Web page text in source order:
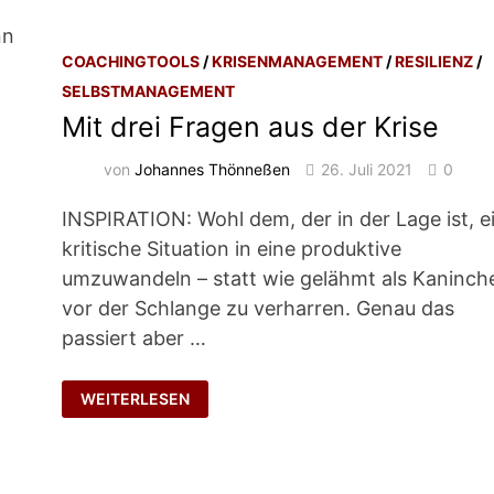
COACHINGTOOLS /KRISENMANAGEMENT /RESILIENZ /
SELBSTMANAGEMENT
Mit drei Fragen aus der Krise
vonJohannes Thönneßen 26. Juli 2021 0
INSPIRATION: Wohl dem, der in der Lage ist,
kritische Situation in eine produktive
umzuwandeln – statt wie gelähmt als
vor der Schlange zu verharren. Genau das
passiert aber …
MIT
DREI
FRAGEN
WEITERLESEN